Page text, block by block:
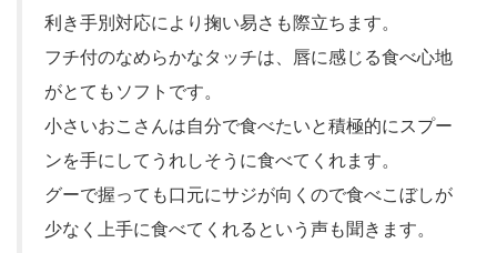
利き手別対応により掬い易さも際立ちます。
フチ付のなめらかなタッチは、唇に感じる食べ心地
がとてもソフトです。
小さいおこさんは自分で食べたいと積極的にスプー
ンを手にしてうれしそうに食べてくれます。
グーで握っても口元にサジが向くので食べこぼしが
少なく上手に食べてくれるという声も聞きます。